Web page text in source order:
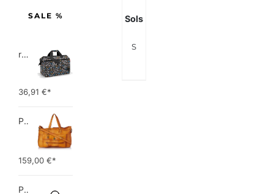
Sols
Sols Weekend Reisetasche/Sporttasche
SALE %
reisenthel allrounder L pocket  Vielseitige Doktortasche für Reise, Arbeit und Freizeit  Mit praktischer Trolley…
36,91 €*
PIECES TOTALLY ROYAL LEATHER TRAVEL BAG 17055349 Damen Umhängetaschen ,1 Groesse (51 x 33 x 14,5 cm)
159,00 €*
Picard Unisex-Erwachsene Buddy Gepäck- Handgepäck